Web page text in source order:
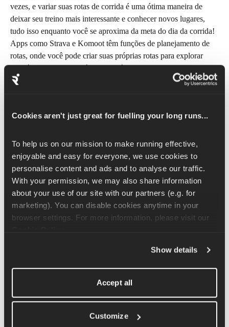
Cookies aren't just great for fuelling your long runs...
To help us on our mission to make running effective,
enjoyable and easy for everyone, we use cookies to
personalise content and ads and to analyse our traffic.
With your permission, we may also share information
about your use of our site with our partners (e.g. for
marketing). You can disable cookies anytime in your
Show details
Accept all
Customize
vezes, e variar suas rotas de corrida é uma ótima maneira de
deixar seu treino mais interessante e conhecer novos lugares,
tudo isso enquanto você se aproxima da meta do dia da corrida!
Apps como Strava e Komoot têm funções de planejamento de
rotas, onde você pode criar suas próprias rotas para explorar
suas áreas locais, mapeá-las e salvá-las nos seus dispositivos.
Quando você acordar de manhã e ver seu kit de corrida
vez que estiver colocado, você não terá mais desculpas para não
sair para correr.
Não esquece de carregar o relógio também — você não vai
querer ficar esperando ele carregar pela manhã. Você também
pode querer levar algum dinheiro com você para o caso de
emergências (ou sorvetes depois da corrida!).
oportunidade perfeita para praticar a sua nutrição no dia da
corrida. Toma um bom café da manhã com carboidratos de
liberação lenta e deixa tempo suficiente para que ele seja
correr, provavelmente vai precisar de um reforço no meio do